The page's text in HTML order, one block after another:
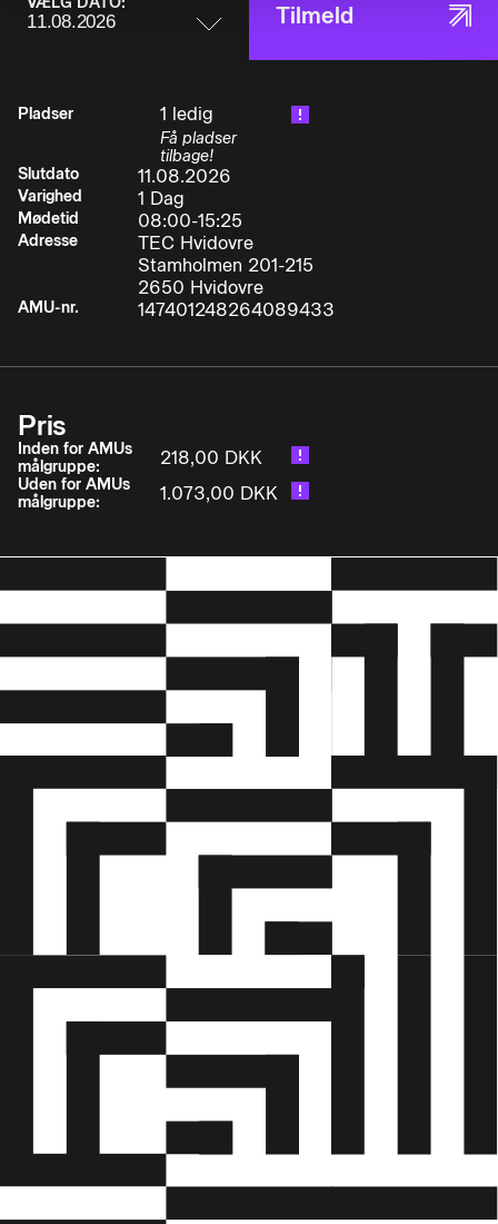
Tilmeld
Pladser 1 ledig
Få pladser
tilbage!
Slutdato
11.08.2026
Varighed 1 Dag
Mødetid 08:00-15:25
Adresse
TEC Hvidovre
Stamholmen 201-215
2650 Hvidovre
AMU-nr. 147401248264089433
Pris
Inden for AMUs
målgruppe:
218,00 DKK
Uden for AMUs
målgruppe:
1.073,00 DKK